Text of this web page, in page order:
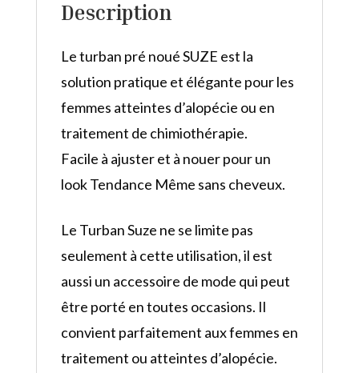
Description
Le turban pré noué SUZE est la
solution pratique et élégante pour les
femmes atteintes d’alopécie ou en
traitement de chimiothérapie.
Facile à ajuster et à nouer pour un
look Tendance Même sans cheveux.
Le Turban Suze ne se limite pas
seulement à cette utilisation, il est
aussi un accessoire de mode qui peut
être porté en toutes occasions. Il
convient parfaitement aux femmes en
traitement ou atteintes d’alopécie.